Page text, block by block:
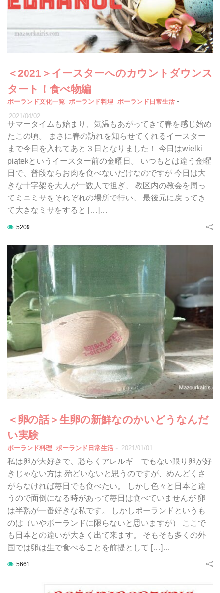
＜2021＞イースターへのカウントダウンス
タート！食べ物編
ポーランド文化一覧 ポーランド料理 ポーランド日常生活 -
2021/04/02
サマータイムも始まり、気温もあがってきて春を感じ始め
たこの頃。 まさに春の訪れを知らせてくれるイースター
まで今日を入れてあと３日となりました！ 今日はwielki
piątekというイースター前の金曜日。 いつもとは違う金曜
日で、普段ならお肉を食べないだけなのですが 今日は大
きな十字架を大人が十数人で担ぎ、 教区内の教会を周っ
てミニミサをそれぞれの場所で行い、 最後元に戻ってき
て大きなミサをすると […]…
5209
＜卵の話＞生卵の新鮮なのかいどうなんだ
い実験
ポーランド料理 ポーランド日常生活 - 2021/01/01
私は卵が大好きで、恐らくアレルギーでもない限り卵が好
きじゃない方は 殆どいないと思うのですが、めんどくさ
がらなければ毎日でも食べたい。 しかし色々と日本と違
うので面倒になる時があって毎日は食べていませんが 卵
は半熟が一番好きな私です。 しかしポーランドというも
のは（いやポーランドに限らないと思いますが） ここで
も日本との違いが大きく出て来ます。 そもそも多くの外
国では卵は生で食べることを前提として […]…
5661